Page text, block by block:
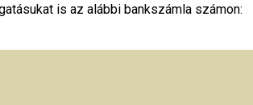
is az alábbi bankszámla számon: